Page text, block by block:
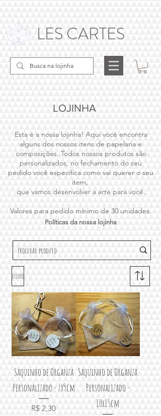
LES CARTES
LOJINHA
Esta é a nossa lojinha! Aqui você encontra
alguns dos nossos itens de papelaria e
composições. Todos nossos produtos são
personalizados, no fechamento do seu
pedido você especifica como vai querer o seu
item,
que vamos desenvolver a arte para você.
Valores para pedido mínimo de 30 unidades.
Políticas da nossa lojinha
Filtro
Saquinho de Organza
Personalizado - 7x9cm
Preço
R$ 2,30
Saquinho de Organza
Personalizado -
10x15cm